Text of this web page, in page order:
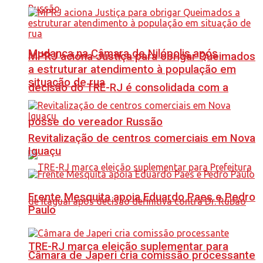
Mudança na Câmara de Nilópolis após
decisão do TRE-RJ é consolidada com a
posse do vereador Russão
TRE-RJ marca eleição suplementar para
MPRJ aciona Justiça para obrigar Queimados
a estruturar atendimento à população em
situação de rua
Revitalização de centros comerciais em Nova
Iguaçu
Frente Mesquita apoia Eduardo Paes e Pedro
Paulo
Câmara de Japeri cria comissão processante